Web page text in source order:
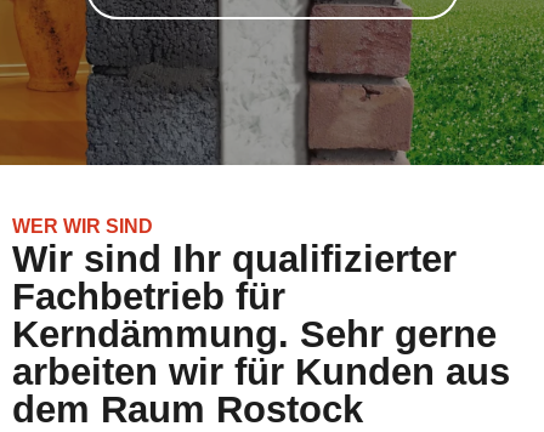
WER WIR SIND
Wir sind Ihr qualifizierter
Fachbetrieb für
Kerndämmung. Sehr gerne
arbeiten wir für Kunden aus
dem Raum Rostock